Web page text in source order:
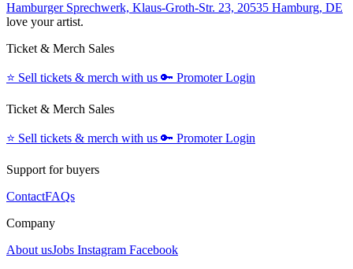
Hamburger Sprechwerk, Klaus-Groth-Str. 23, 20535 Hamburg, DE
love your artist.
Ticket & Merch Sales
⭐️ Sell tickets & merch with us 🔑 Promoter Login
Ticket & Merch Sales
⭐️ Sell tickets & merch with us 🔑 Promoter Login
Support for buyers
ContactFAQs
Company
About usJobs Instagram Facebook